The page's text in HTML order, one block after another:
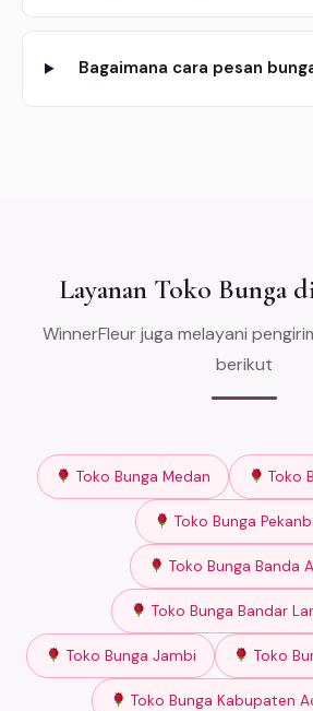
Bagaimana cara pesan
Layanan Toko Bunga
WinnerFleur juga melayani
berikut
Toko Bunga Medan Toko
Toko Bunga
Toko Bunga Banda
Toko Bunga Bandar
Toko Bunga Jambi Toko
Toko Bunga Kabupaten